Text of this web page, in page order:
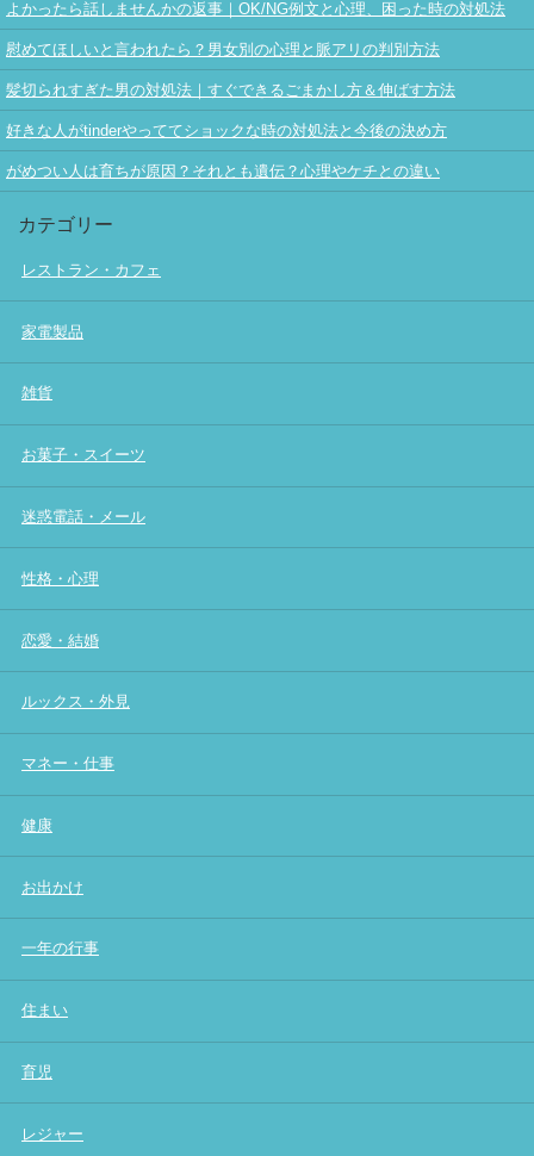
よかったら話しませんかの返事｜OK/NG例文と心理、困った時の対処法
慰めてほしいと言われたら？男女別の心理と脈アリの判別方法
髪切られすぎた男の対処法｜すぐできるごまかし方＆伸ばす方法
好きな人がtinderやっててショックな時の対処法と今後の決め方
がめつい人は育ちが原因？それとも遺伝？心理やケチとの違い
カテゴリー
レストラン・カフェ
家電製品
雑貨
お菓子・スイーツ
迷惑電話・メール
性格・心理
恋愛・結婚
ルックス・外見
マネー・仕事
健康
お出かけ
一年の行事
住まい
育児
レジャー